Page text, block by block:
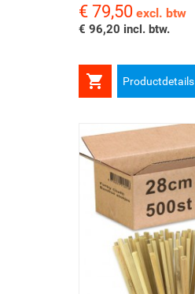
Prijs
€ 79,50 excl. btw
€ 96,20 incl. btw.
 Productdetails